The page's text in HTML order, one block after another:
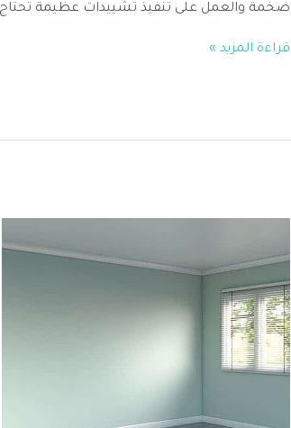
ضخمة والعمل على تنفيذ تشييدات عظيمة
صباغ
في
الدمام
0556331035
قراءة المزيد »